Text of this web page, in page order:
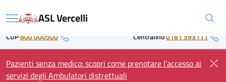
to Regione Piemonte
Menu ASL Vercelli
CUP800 000500 Centralino0161 593111
Pazienti senza medico: scopri come prenotare l’accesso ai
servizi degli Ambulatori distrettuali